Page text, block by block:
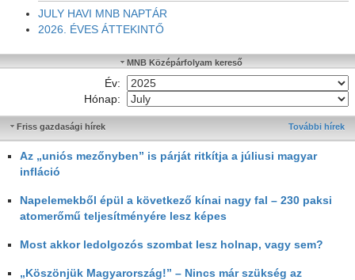
JULY HAVI MNB NAPTÁR
2026. ÉVES ÁTTEKINTŐ
MNB Középárfolyam kereső
Év:
Hónap:
Friss gazdasági hírek További hírek
Az „uniós mezőnyben” is párját ritkítja a júliusi magyar
infláció
Napelemekből épül a következő kínai nagy fal – 230 paksi
atomerőmű teljesítményére lesz képes
Most akkor ledolgozós szombat lesz holnap, vagy sem?
„Köszönjük Magyarország!” – Nincs már szükség az